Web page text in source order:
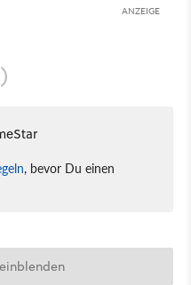
ANZEIGE
, bevor Du einen